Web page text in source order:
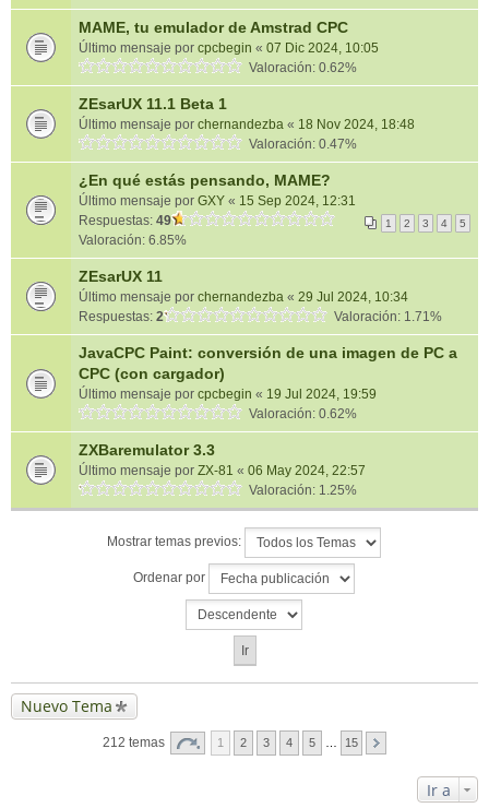
MAME, tu emulador de Amstrad CPC
Último mensaje por cpcbegin « 07 Dic 2024, 10:05
Valoración: 0.62%
ZEsarUX 11.1 Beta 1
Último mensaje por chernandezba « 18 Nov 2024, 18:48
Valoración: 0.47%
¿En qué estás pensando, MAME?
Último mensaje por GXY « 15 Sep 2024, 12:31
Respuestas: 49 1 2 3 4 5
Valoración: 6.85%
ZEsarUX 11
Último mensaje por chernandezba « 29 Jul 2024, 10:34
Respuestas: 2 Valoración: 1.71%
JavaCPC Paint: conversión de una imagen de PC a
CPC (con cargador)
Último mensaje por cpcbegin « 19 Jul 2024, 19:59
Valoración: 0.62%
ZXBaremulator 3.3
Último mensaje por ZX-81 « 06 May 2024, 22:57
Valoración: 1.25%
Mostrar temas previos:
Ordenar por
Nuevo Tema
212 temas 1 2 3 4 5 15
Ir a